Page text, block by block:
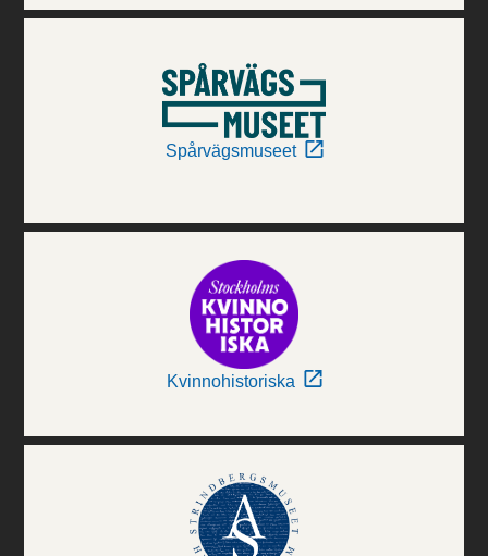
Spårvägsmuseet
Kvinnohistoriska